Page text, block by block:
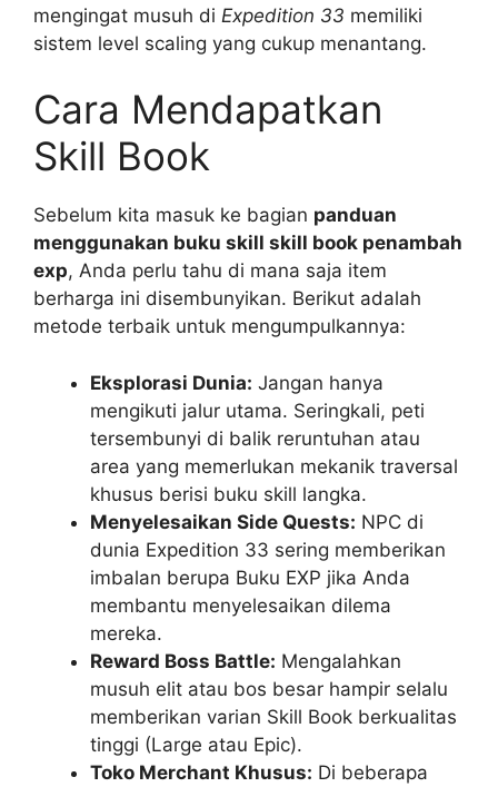
mengingat musuh di Expedition 33 memiliki
sistem level scaling yang cukup menantang.
Cara Mendapatkan
Skill Book
Sebelum kita masuk ke bagian panduan
menggunakan buku skill skill book penambah
exp, Anda perlu tahu di mana saja item
berharga ini disembunyikan. Berikut adalah
metode terbaik untuk mengumpulkannya:
Eksplorasi Dunia: Jangan hanya
mengikuti jalur utama. Seringkali, peti
tersembunyi di balik reruntuhan atau
area yang memerlukan mekanik traversal
khusus berisi buku skill langka.
Menyelesaikan Side Quests: NPC di
dunia Expedition 33 sering memberikan
imbalan berupa Buku EXP jika Anda
membantu menyelesaikan dilema
mereka.
Reward Boss Battle: Mengalahkan
musuh elit atau bos besar hampir selalu
memberikan varian Skill Book berkualitas
tinggi (Large atau Epic).
Toko Merchant Khusus: Di beberapa